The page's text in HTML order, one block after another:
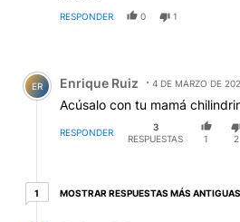
RESPONDER 0 1
Comentario de Enrique Ruiz.
ER Enrique Ruiz 4 DE MARZO DE
Acúsalo con tu mamá
RESPONDER
3
RESPUESTAS
1 2
11 respuesta más antiguas
MOSTRAR RESPUESTAS MÁS ANTIGUAS